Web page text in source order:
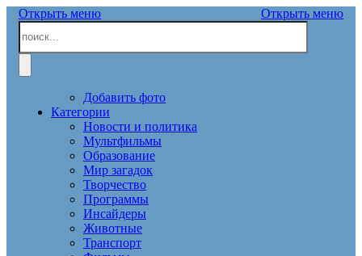
Открыть меню Открыть меню
Добавить фото
Категории
Новости и политика
Мультфильмы
Образование
Мир загадок
Творчество
Программы
Инсайдеры
Животные
Транспорт